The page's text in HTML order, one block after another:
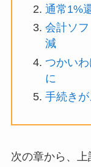
通常1%
会計ソ
減
つかい
に
手続き
次の章から、